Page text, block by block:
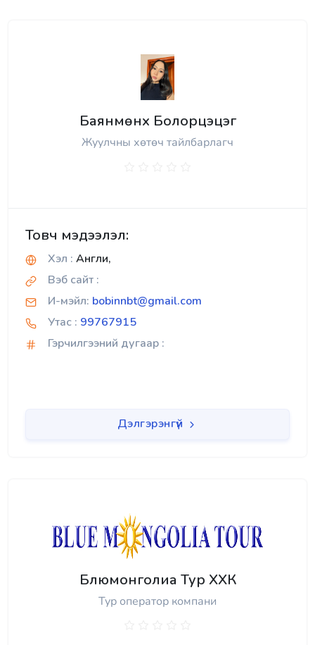
Баянмөнх Болорцэцэг
Жуулчны хөтөч тайлбарлагч
Товч мэдээлэл:
Хэл : Англи,
Вэб сайт :
И-мэйл: bobinnbt@gmail.com
Утас : 99767915
Гэрчилгээний дугаар :
Дэлгэрэнгүй
Блюмонголиа Тур ХХК
Тур оператор компани